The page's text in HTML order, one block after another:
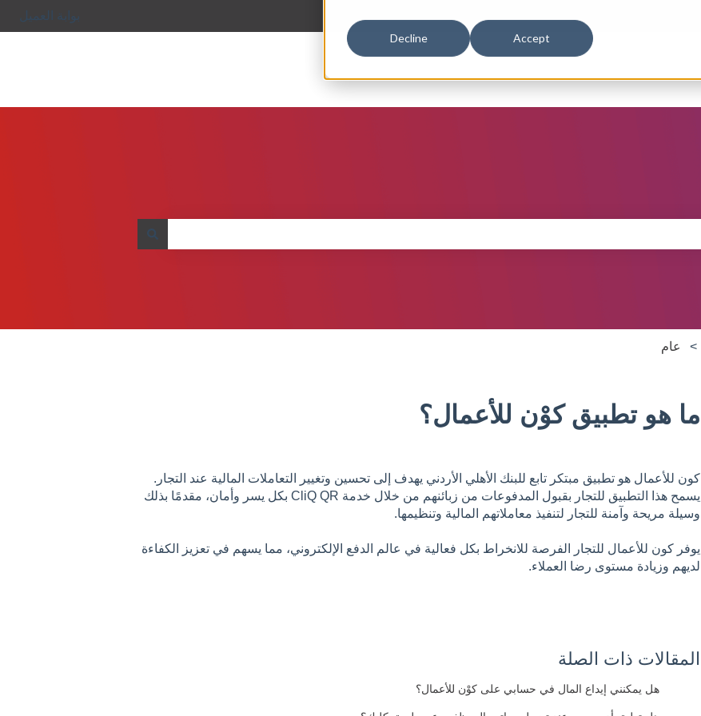
Accept
Decline
بوابة العميل
عام
ما هو تطبيق كوْن للأعمال؟
كون للأعمال هو تطبيق مبتكر تابع للبنك الأهلي الأردني يهدف إلى تحسين وتغيير التعاملات المالية عند التجار.
يسمح هذا التطبيق للتجار بقبول المدفوعات من زبائنهم من خلال خدمة CliQ QR بكل يسر وأمان، مقدمًا بذلك
وسيلة مريحة وآمنة للتجار لتنفيذ معاملاتهم المالية وتنظيمها.
يوفر كون للأعمال للتجار الفرصة للانخراط بكل فعالية في عالم الدفع الإلكتروني، مما يسهم في تعزيز الكفاءة
لديهم وزيادة مستوى رضا العملاء.
المقالات ذات الصلة
هل يمكنني إيداع المال في حسابي على كوْن للأعمال؟